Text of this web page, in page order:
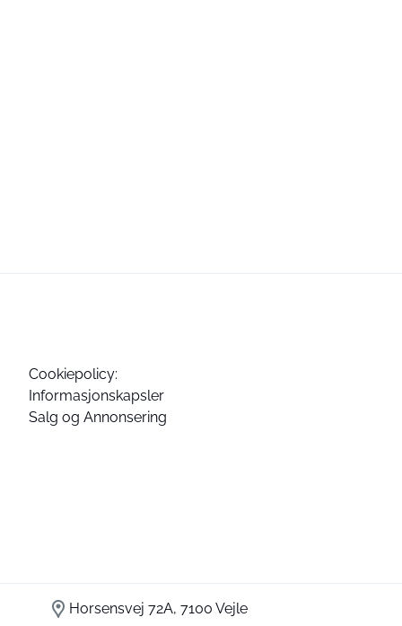
Cookiepolicy:
Informasjonskapsler
Salg og Annonsering
Horsensvej 72A, 7100 Vejle